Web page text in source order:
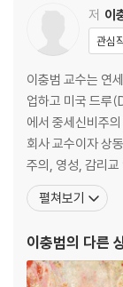
저 이
관심
이충범 교수는 연
업하고 미국 드루
에서 중세신비주
회사 교수이자 상
주의, 영성, 감리
다. 아울러 환경부
수생태 환경 및 한
성』이 있고, 『그
펼쳐보기
이충범의 다른